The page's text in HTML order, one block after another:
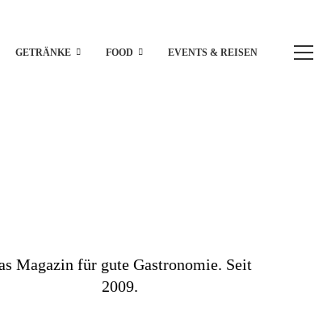
GETRÄNKE FOOD EVENTS & REISEN
Magazin für gute Gastronomie. Seit
2009.